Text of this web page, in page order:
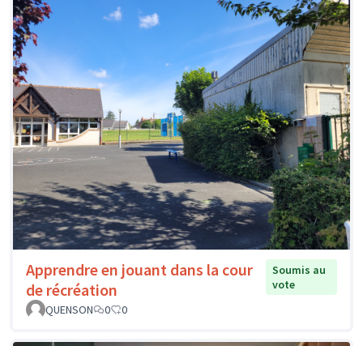
Apprendre en jouant dans la cour
de récréation
Soumis au
vote
QUENSON
0 0